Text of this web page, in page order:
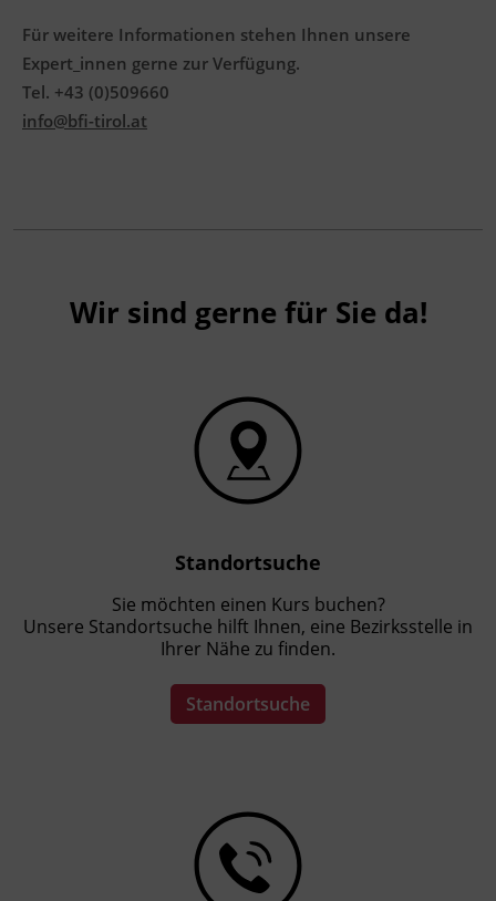
Veranstaltungsort
BFI Tirol Bildungszentrum
Ing.-Etzel-Straße 7
Terminübersicht
Für weitere Informationen stehen Ihnen unsere
Expert_innen gerne zur Verfügung.
Tel. +43 (0)509660
info@bfi-tirol.at
Wir sind gerne für Sie da!
Standortsuche
Sie möchten einen Kurs buchen?
Unsere Standortsuche hilft Ihnen, eine Bezirksstelle in
Ihrer Nähe zu finden.
Standortsuche